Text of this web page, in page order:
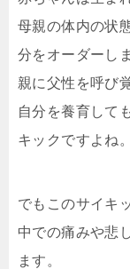
母親の体内の状
分をオーダーし
親に父性を呼び
自分を養育して
キックですよね。
でもこのサイキ
中での痛みや悲
ます。